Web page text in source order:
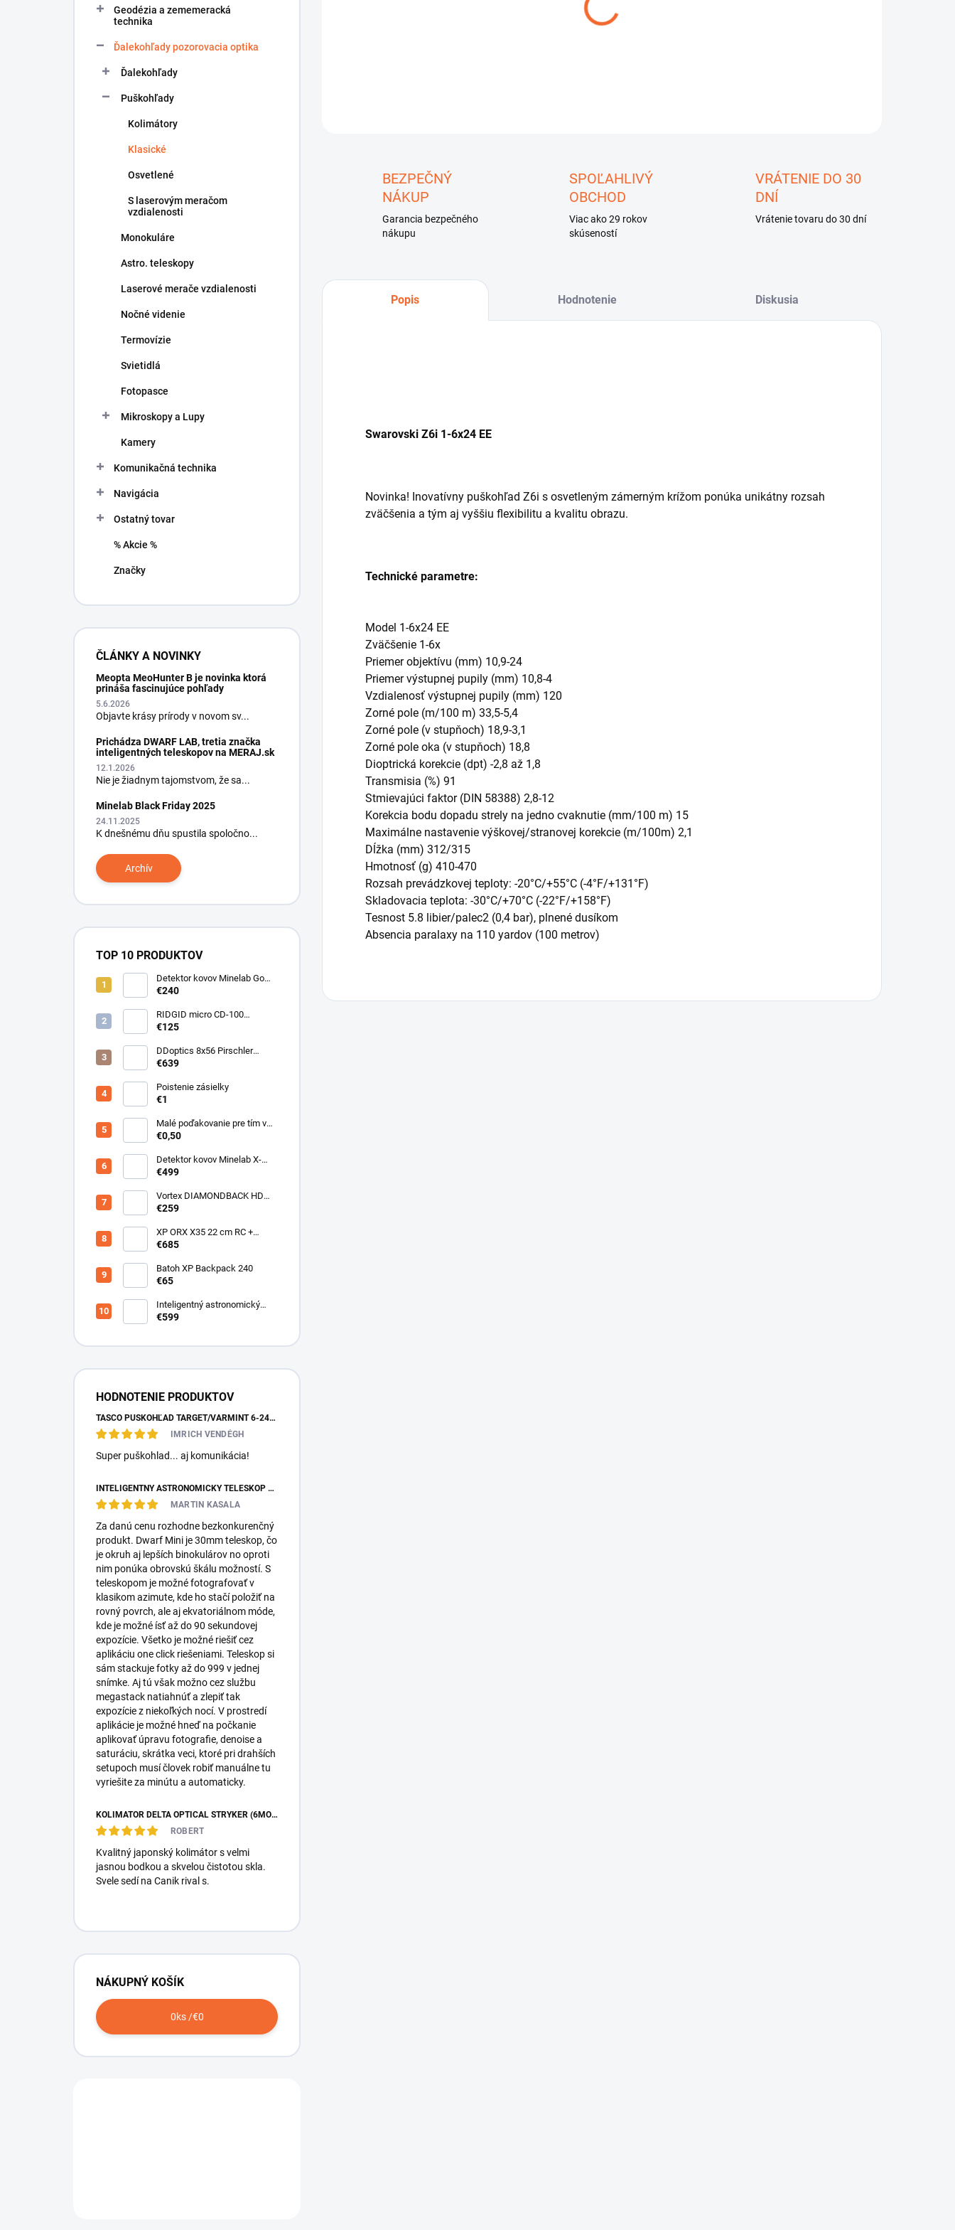
Geodézia a zememeracká
technika
Ďalekohľady pozorovacia optika
Ďalekohľady
Puškohľady
Kolimátory
Klasické
Osvetlené
S laserovým meračom
vzdialenosti
Monokuláre
Astro. teleskopy
Laserové merače vzdialenosti
Nočné videnie
Termovízie
Svietidlá
Fotopasce
Mikroskopy a Lupy
Kamery
Komunikačná technika
Navigácia
Ostatný tovar
% Akcie %
Značky
ČLÁNKY A NOVINKY
Meopta MeoHunter B je novinka ktorá
prináša fascinujúce pohľady
5.6.2026
Objavte krásy prírody v novom sv...
Prichádza DWARF LAB, tretia značka
inteligentných teleskopov na MERAJ.sk
12.1.2026
Nie je žiadnym tajomstvom, že sa...
Minelab Black Friday 2025
24.11.2025
K dnešnému dňu spustila spoločno...
Archív
TOP 10 PRODUKTOV
Detektor kovov Minelab Go
Find 66
€240
RIDGID micro CD-100
Detektor horľavých plynov
€125
DDoptics 8x56 Pirschler
Gen.3 Magnesium zelený
€639
Poistenie zásielky
€1
Malé poďakovanie pre tím v
sklade
€0,50
Detektor kovov Minelab X-
Terra ELITE pinpoiter set
€499
Vortex DIAMONDBACK HD
10X50
€259
XP ORX X35 22 cm RC +
bezdrôtové slúchadlá
€685
Batoh XP Backpack 240
€65
Inteligentný astronomický
teleskop DwarfLab Dwarf III
€599
HODNOTENIE PRODUKTOV
TASCO PUŠKOHĽAD TARGET/VARMINT 6-24X42 MILDOT
IMRICH VENDÉGH
Super puškohlad... aj komunikácia!
INTELIGENTNÝ ASTRONOMICKÝ TELESKOP DWARFLAB DWARF MINI
MARTIN KASALA
Za danú cenu rozhodne bezkonkurenčný
produkt. Dwarf Mini je 30mm teleskop, čo
je okruh aj lepších binokulárov no oproti
nim ponúka obrovskú škálu možností. S
teleskopom je možné fotografovať v
klasikom azimute, kde ho stačí položiť na
rovný povrch, ale aj ekvatoriálnom móde,
kde je možné ísť až do 90 sekundovej
expozície. Všetko je možné riešiť cez
aplikáciu one click riešeniami. Teleskop si
sám stackuje fotky až do 999 v jednej
snímke. Aj tú však možno cez službu
megastack natiahnúť a zlepiť tak
expozície z niekoľkých nocí. V prostredí
aplikácie je možné hneď na počkanie
aplikovať úpravu fotografie, denoise a
saturáciu, skrátka veci, ktoré pri drahších
setupoch musí človek robiť manuálne tu
vyriešite za minútu a automaticky.
KOLIMÁTOR DELTA OPTICAL STRYKER (6MOA)
ROBERT
Kvalitný japonský kolimátor s velmi
jasnou bodkou a skvelou čistotou skla.
Svele sedí na Canik rival s.
NÁKUPNÝ KOŠÍK
0ks /€0
BEZPEČNÝ
NÁKUP
Garancia bezpečného
nákupu
SPOĽAHLIVÝ
OBCHOD
Viac ako 29 rokov
skúseností
VRÁTENIE DO 30
DNÍ
Vrátenie tovaru do 30 dní
Popis Hodnotenie Diskusia
Swarovski Z6i 1-6x24 EE
Novinka! Inovatívny puškohľad Z6i s osvetleným zámerným krížom ponúka unikátny rozsah
zväčšenia a tým aj vyššiu flexibilitu a kvalitu obrazu.
Technické parametre:
Model 1-6x24 EE
Zväčšenie 1-6x
Priemer objektívu (mm) 10,9-24
Priemer výstupnej pupily (mm) 10,8-4
Vzdialenosť výstupnej pupily (mm) 120
Zorné pole (m/100 m) 33,5-5,4
Zorné pole (v stupňoch) 18,9-3,1
Zorné pole oka (v stupňoch) 18,8
Dioptrická korekcie (dpt) -2,8 až 1,8
Transmisia (%) 91
Stmievajúci faktor (DIN 58388) 2,8-12
Korekcia bodu dopadu strely na jedno cvaknutie (mm/100 m) 15
Maximálne nastavenie výškovej/stranovej korekcie (m/100m) 2,1
Dĺžka (mm) 312/315
Hmotnosť (g) 410-470
Rozsah prevádzkovej teploty: -20°C/+55°C (-4°F/+131°F)
Skladovacia teplota: -30°C/+70°C (-22°F/+158°F)
Tesnost 5.8 libier/palec2 (0,4 bar), plnené dusíkom
Absencia paralaxy na 110 yardov (100 metrov)